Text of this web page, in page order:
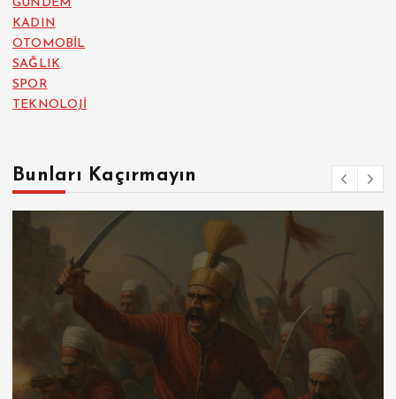
GÜNDEM
KADIN
OTOMOBİL
SAĞLIK
SPOR
TEKNOLOJİ
Bunları Kaçırmayın